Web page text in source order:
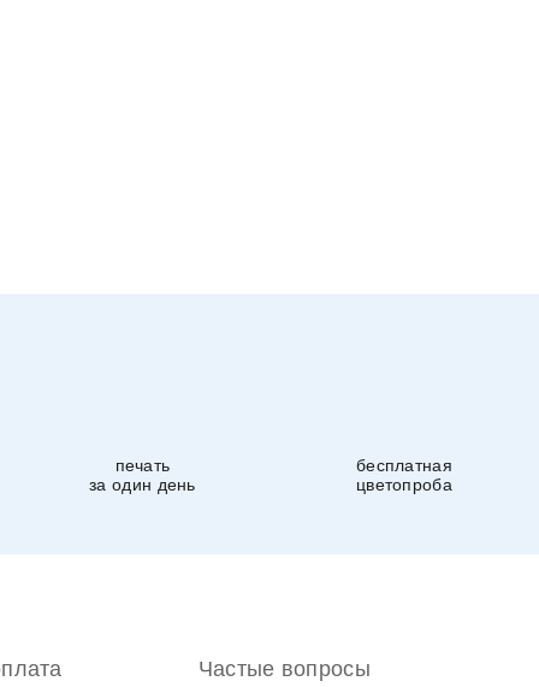
печать
за один день
бесплатная
цветопроба
Частые вопросы